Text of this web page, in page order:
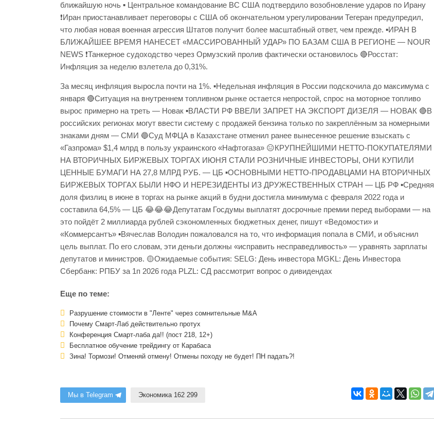
ближайшую ночь ▪️ Центральное командование ВС США подтвердило возобновление ударов по Ирану
❗️Иран приостанавливает переговоры с США об окончательном урегулировании Тегеран предупредил,
что любая новая военная агрессия Штатов получит более масштабный ответ, чем прежде. ▪️ИРАН В
БЛИЖАЙШЕЕ ВРЕМЯ НАНЕСЕТ «МАССИРОВАННЫЙ УДАР» ПО БАЗАМ США В РЕГИОНЕ — NOUR
NEWS ❗️Танкерное судоходство через Ормузский пролив фактически остановилось 🔴Росстат:
Инфляция за неделю взлетела до 0,31%.
За месяц инфляция выросла почти на 1%. ▪️Недельная инфляция в России подскочила до максимума с
января 🔴Ситуация на внутреннем топливном рынке остается непростой, спрос на моторное топливо
вырос примерно на треть — Новак ▪️ВЛАСТИ РФ ВВЕЛИ ЗАПРЕТ НА ЭКСПОРТ ДИЗЕЛЯ — НОВАК 🔴В
российских регионах могут ввести систему с продажей бензина только по закреплённым за номерными
знаками дням — СМИ 🔵Суд МФЦА в Казахстане отменил ранее вынесенное решение взыскать с
«Газпрома» $1,4 млрд в пользу украинского «Нафтогаза» 😑КРУПНЕЙШИМИ НЕТТО-ПОКУПАТЕЛЯМИ
НА ВТОРИЧНЫХ БИРЖЕВЫХ ТОРГАХ ИЮНЯ СТАЛИ РОЗНИЧНЫЕ ИНВЕСТОРЫ, ОНИ КУПИЛИ
ЦЕННЫЕ БУМАГИ НА 27,8 МЛРД РУБ. — ЦБ ▪️ОСНОВНЫМИ НЕТТО-ПРОДАВЦАМИ НА ВТОРИЧНЫХ
БИРЖЕВЫХ ТОРГАХ БЫЛИ НФО И НЕРЕЗИДЕНТЫ ИЗ ДРУЖЕСТВЕННЫХ СТРАН — ЦБ РФ ▪️Средняя
доля физлиц в июне в торгах на рынке акций в будни достигла минимума с февраля 2022 года и
составила 64,5% — ЦБ 😂😂😂Депутатам Госдумы выплатят досрочные премии перед выборами — на
это пойдёт 2 миллиарда рублей сэкономленных бюджетных денег, пишут «Ведомости» и
«Коммерсантъ» ▪️Вячеслав Володин пожаловался на то, что информация попала в СМИ, и объяснил
цель выплат. По его словам, эти деньги должны «исправить несправедливость» — уравнять зарплаты
депутатов и министров. 🟡Ожидаемые события: SELG: День инвестора MGKL: День Инвестора
Сбербанк: РПБУ за 1п 2026 года PLZL: СД рассмотрит вопрос о дивидендах
Еще по теме:
Разрушение стоимости в "Ленте" через сомнительные M&A
Почему Смарт-Лаб действительно протух
Конференция Смарт-лаба да!! (пост 218, 12+)
Бесплатное обучение трейдингу от Карабаса
Зина! Тормози! Отменяй отмену! Отмены походу не будет! ПН падать?!
Мы в Telegram Экономика 162 299